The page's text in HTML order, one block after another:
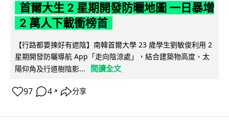
首爾大生 2 星期開發防曬地圖 一日暴增
2 萬人下載衝榜首
【行路都要揀好有遮陰】南韓首爾大學 23 歲學生劉敏俊利用 2
星期開發防曬導航 App「走向陰涼處」，結合建築物高度、太
陽仰角及行道樹陰影...
閱讀全文
97 4 ↗ 分享